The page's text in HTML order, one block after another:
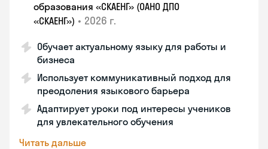
образования «СКАЕНГ» (ОАНО ДПО
«СКАЕНГ») • 2026 г.
Обучает актуальному языку для работы и
бизнеса
Использует коммуникативный подход для
преодоления языкового барьера
Адаптирует уроки под интересы учеников
для увлекательного обучения
Читать дальше